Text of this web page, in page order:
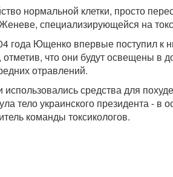
нормальной клетки, просто
специализирующейся на
года Ющенко впервые поступил
отметив, что они будут освещены
отравлений.
средства для
тело украинского президента
команды токсикологов.